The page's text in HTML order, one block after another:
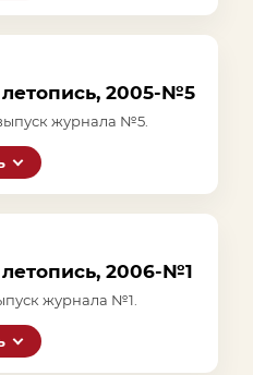
2005-№5
журнала №5.
2006-№1
журнала №1.